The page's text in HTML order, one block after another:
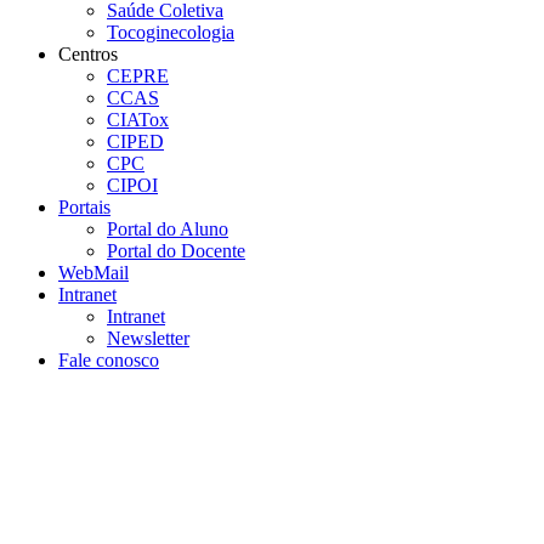
Saúde Coletiva
Tocoginecologia
Centros
CEPRE
CCAS
CIATox
CIPED
CPC
CIPOI
Portais
Portal do Aluno
Portal do Docente
WebMail
Intranet
Intranet
Newsletter
Fale conosco